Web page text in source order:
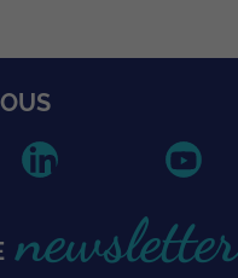
newsletter